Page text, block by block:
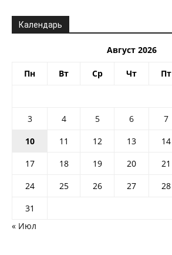
Календарь
Август 2026
Пн Вт Ср Чт Пт
3
4 5 6 7
10
11 12 13 14
17
18 19 20 21
24
25 26 27 28
31
« Июл